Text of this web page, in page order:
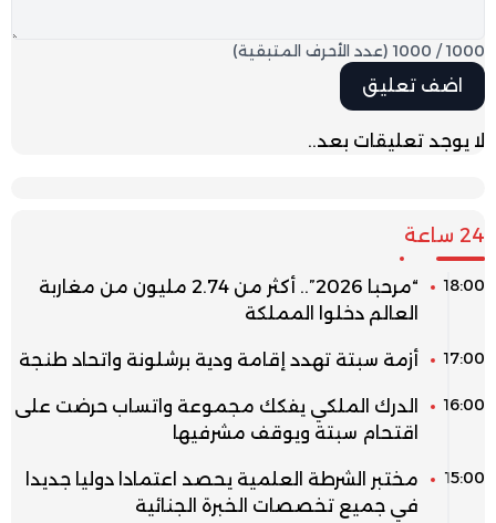
1000
/
1000 (عدد الأحرف المتبقية)
لا يوجد تعليقات بعد..
24 ساعة
18:00
“مرحبا 2026”.. أكثر من 2.74 مليون من مغاربة
العالم دخلوا المملكة
17:00 أزمة سبتة تهدد إقامة ودية برشلونة واتحاد طنجة
16:00
الدرك الملكي يفكك مجموعة واتساب حرضت على
اقتحام سبتة ويوقف مشرفيها
15:00
مختبر الشرطة العلمية يحصد اعتمادا دوليا جديدا
في جميع تخصصات الخبرة الجنائية